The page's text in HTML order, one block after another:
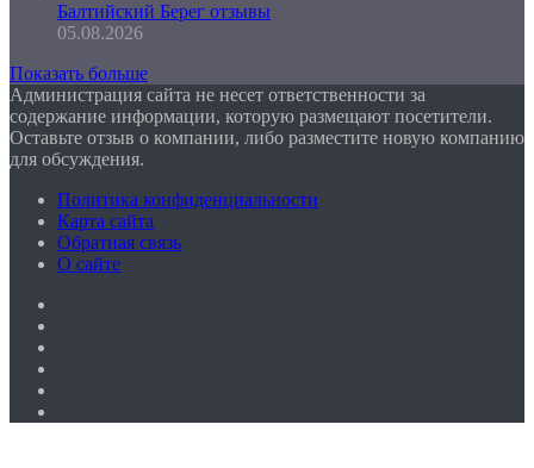
Балтийский Берег отзывы
05.08.2026
Показать больше
Администрация сайта не несет ответственности за
содержание информации, которую размещают посетители.
Оставьте отзыв о компании, либо разместите новую компанию
для обсуждения.
Политика конфиденциальности
Карта сайта
Обратная связь
О сайте